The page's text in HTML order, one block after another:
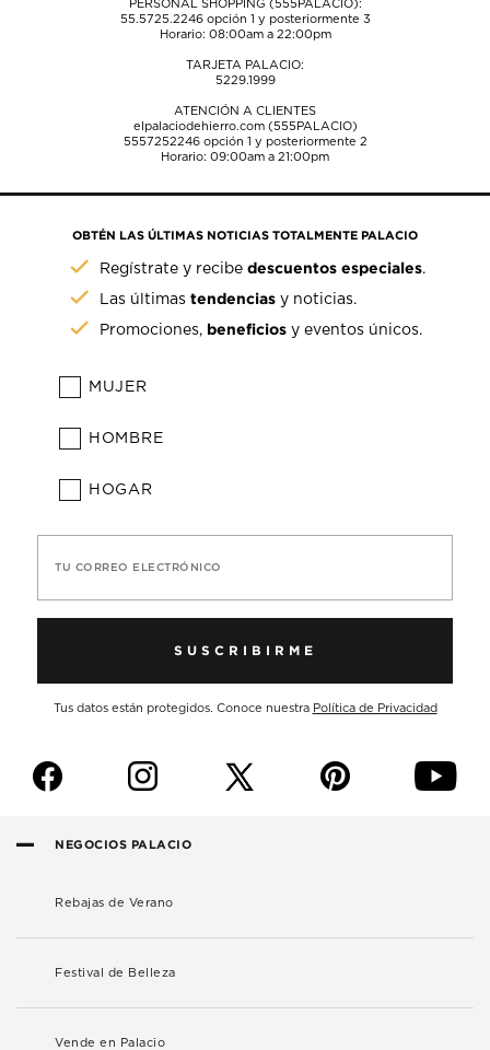
PERSONAL SHOPPING (555PALACIO):
55.5725.2246opción 1 y posteriormente 3
Horario: 08:00am a 22:00pm
TARJETA PALACIO:
5229.1999
ATENCIÓN A CLIENTES
elpalaciodehierro.com (555PALACIO)
5557252246opción 1 y posteriormente 2
Horario: 09:00am a 21:00pm
OBTÉN LAS ÚLTIMAS NOTICIAS TOTALMENTE PALACIO
Regístrate y recibedescuentos especiales.
Las últimastendencias y noticias.
Promociones, beneficios y eventos únicos.
MUJER
HOMBRE
HOGAR
TU CORREO ELECTRÓNICO
SUSCRIBIRME
Tus datos están protegidos. Conoce nuestra Política de Privacidad
f i p y
NEGOCIOS PALACIO
Rebajas de Verano
Festival de Belleza
Vende en Palacio